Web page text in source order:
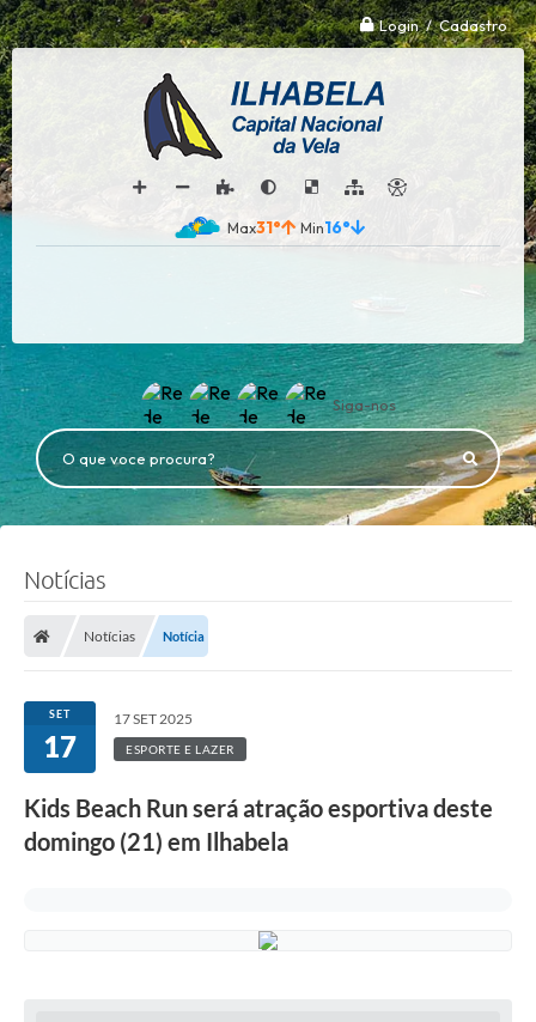
Login / Cadastro
31° 16°
Siga-nos
O que voce procura?
Notícias
Notícias Notícia
SET
17
17 SET 2025
ESPORTE E LAZER
Kids Beach Run será atração esportiva deste
domingo (21) em Ilhabela